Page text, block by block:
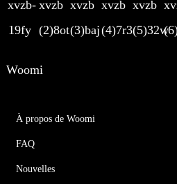
Woomi
À propos de Woomi
FAQ
Nouvelles